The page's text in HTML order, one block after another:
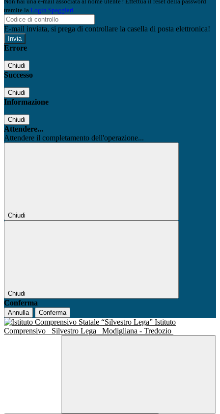
tramite la Login Spaggiari
E-mail inviata, si prega di controllare la casella di posta elettronica!
Errore
Chiudi
Successo
Chiudi
Informazione
Chiudi
Attendere...
Attendere il completamento dell'operazione...
Chiudi
Chiudi
Conferma
Annulla Conferma
Istituto
Comprensivo
Silvestro Lega Modigliana - Tredozio